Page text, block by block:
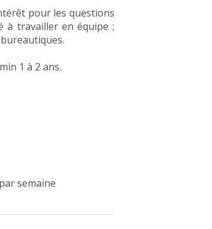
pour les questions
à travailler en équipe ;
1 à 2 ans.
semaine